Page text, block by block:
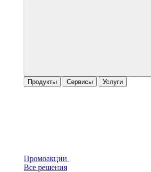
Продукты Сервисы Услуги
Промоакции
Все решения